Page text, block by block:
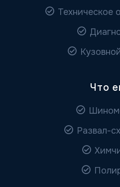
Техническое
Что
Развал-